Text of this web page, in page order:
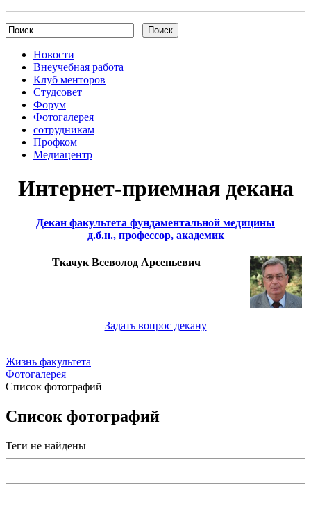
Новости
Внеучебная работа
Клуб менторов
Студсовет
Форум
Фотогалерея
сотрудникам
Профком
Медиацентр
Интернет-приемная декана
Декан факультета фундаментальной медицины
д.б.н., профессор, академик
Ткачук Всеволод Арсеньевич
Задать вопрос декану
Жизнь факультета
Фотогалерея
Список фотографий
Список фотографий
Теги не найдены